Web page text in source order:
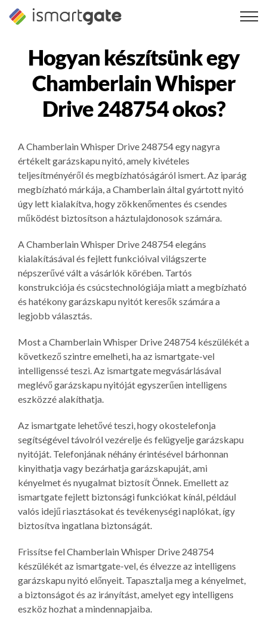
Ugrás
Hogyan készítsünk egy
Chamberlain Whisper
Drive 248754okos?
A Chamberlain Whisper Drive 248754 egy nagyra
értékelt garázskapu nyitó, amely kivételes
teljesítményéről és megbízhatóságáról ismert. Az iparág
megbízható márkája, a Chamberlain által gyártott nyitó
úgy lett kialakítva, hogy zökkenőmentes és csendes
működést biztosítson a háztulajdonosok számára.
A Chamberlain Whisper Drive 248754 elegáns
kialakításával és fejlett funkcióival világszerte
népszerűvé vált a vásárlók körében. Tartós
konstrukciója és csúcstechnológiája miatt a megbízható
és hatékony garázskapu nyitót keresők számára a
legjobb választás.
Most a Chamberlain Whisper Drive 248754 készülékét a
következő szintre emelheti, ha az ismartgate-vel
intelligenssé teszi. Az ismartgate megvásárlásával
meglévő garázskapu nyitóját egyszerűen intelligens
eszközzé alakíthatja.
Az ismartgate lehetővé teszi, hogy okostelefonja
segítségével távolról vezérelje és felügyelje garázskapu
nyitóját. Telefonjának néhány érintésével bárhonnan
kinyithatja vagy bezárhatja garázskapuját, ami
kényelmet és nyugalmat biztosít Önnek. Emellett az
ismartgate fejlett biztonsági funkciókat kínál, például
valós idejű riasztásokat és tevékenységi naplókat, így
biztosítva ingatlana biztonságát.
Frissítse fel Chamberlain Whisper Drive 248754
készülékét az ismartgate-vel, és élvezze az intelligens
garázskapu nyitó előnyeit. Tapasztalja meg a kényelmet,
a biztonságot és az irányítást, amelyet egy intelligens
eszköz hozhat a mindennapjaiba.